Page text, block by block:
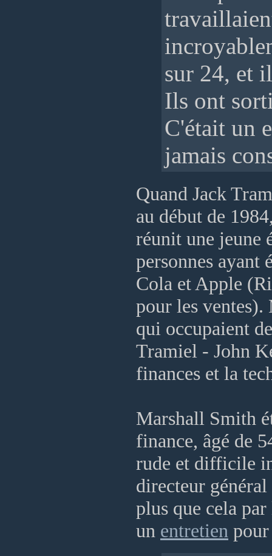
sur 24, et
Ils ont
C'était un
jamais
Quand Jack
au début de
réunit une jeune
personnes ayant
Cola et Apple
pour les
qui occupaient
Tramiel - John
finances et la
Marshall Smith
finance, âgé de
rude et difficile
directeur
plus que cela
un entretien